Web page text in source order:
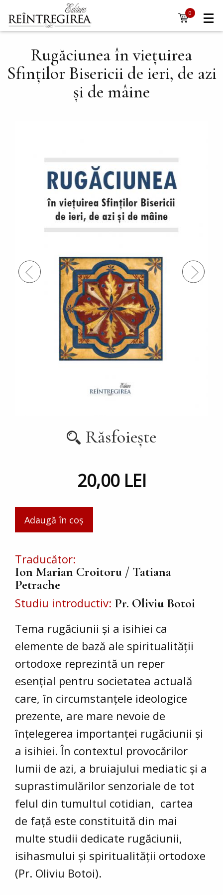
Mergi la conţinutul principal
Navigare
principală
0
items
Rugăciunea în vieţuirea
Sfinţilor Bisericii de ieri, de azi
şi de mâine
Răsfoiește
20,00 LEI
Traducător
Ion Marian Croitoru / Tatiana
Petrache
Studiu introductiv Pr. Oliviu Botoi
Tema rugăciunii și a isihiei ca
elemente de bază ale spiritualității
ortodoxe reprezintă un reper
esențial pentru societatea actuală
care, în circumstanțele ideologice
prezente, are mare nevoie de
înțelegerea importanței rugăciunii și
a isihiei. În contextul provocărilor
lumii de azi, a bruiajului mediatic și a
suprastimulărilor senzoriale de tot
felul din tumultul cotidian, cartea
de față este constituită din mai
multe studii dedicate rugăciunii,
isihasmului și spiritualității ortodoxe
(Pr. Oliviu Botoi).